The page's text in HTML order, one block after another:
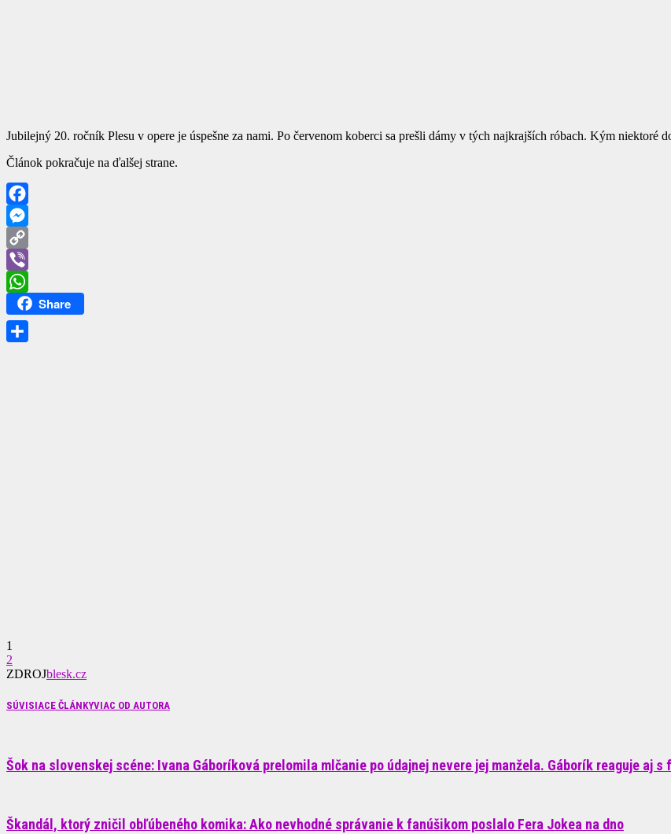
Jubilejný 20. ročník Plesu v opere je úspešne za nami. Po červenom koberci sa prešli dámy v tých najkrajších róbach. Kým niektoré
Článok pokračuje na ďalšej strane.
Facebook
Messenger
Copy
Link
Viber
WhatsApp
Share
1
2
ZDROJblesk.cz
SÚVISIACE ČLÁNKYVIAC OD AUTORA
Šok na slovenskej scéne: Ivana Gáboríková prelomila mlčanie po údajnej nevere jej manžela. Gáborík reaguje aj s
Škandál, ktorý zničil obľúbeného komika: Ako nevhodné správanie k fanúšikom poslalo Fera Jokea na dno